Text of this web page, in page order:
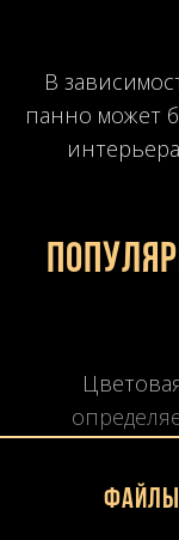
В
панно может
Файлы